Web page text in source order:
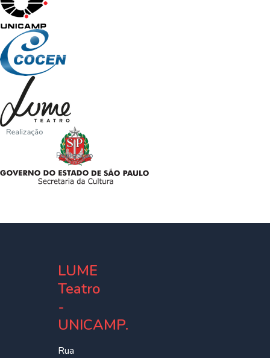
LUME
Teatro
-
UNICAMP.
Rua